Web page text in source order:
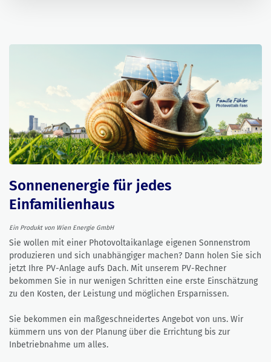
Sonnenenergie für jedes
Einfamilienhaus
Ein Produkt von Wien Energie GmbH
Sie wollen mit einer Photovoltaikanlage eigenen Sonnenstrom
produzieren und sich unabhängiger machen? Dann holen Sie sich
jetzt Ihre PV-Anlage aufs Dach. Mit unserem PV-Rechner
bekommen Sie in nur wenigen Schritten eine erste Einschätzung
zu den Kosten, der Leistung und möglichen Ersparnissen.
Sie bekommen ein maßgeschneidertes Angebot von uns. Wir
kümmern uns von der Planung über die Errichtung bis zur
Inbetriebnahme um alles.